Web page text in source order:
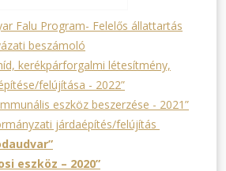
Falu Program- Felelős állattartás
beszámoló
kerékpárforgalmi létesítmény,
felújítása - 2022”
eszköz beszerzése - 2021”
járdaépítés/felújítás
eszköz – 2020”